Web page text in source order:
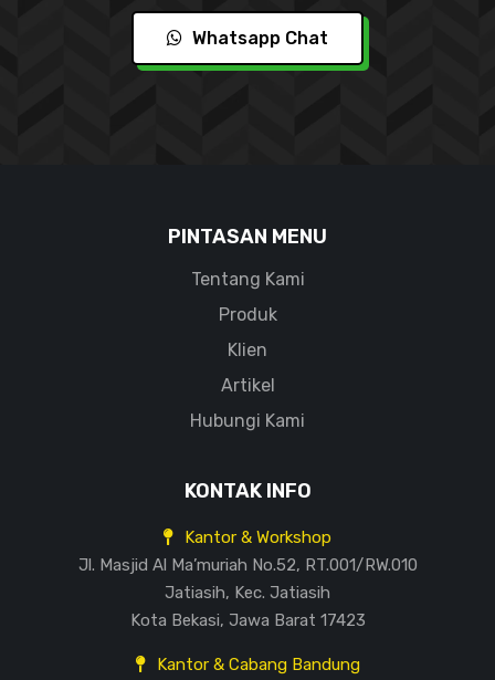
Whatsapp Chat
PINTASAN MENU
Tentang Kami
Produk
Klien
Artikel
Hubungi Kami
KONTAK INFO
Kantor & Workshop
Jl. Masjid Al Ma’muriah No.52, RT.001/RW.010
Jatiasih, Kec. Jatiasih
Kota Bekasi, Jawa Barat 17423
Kantor & Cabang Bandung